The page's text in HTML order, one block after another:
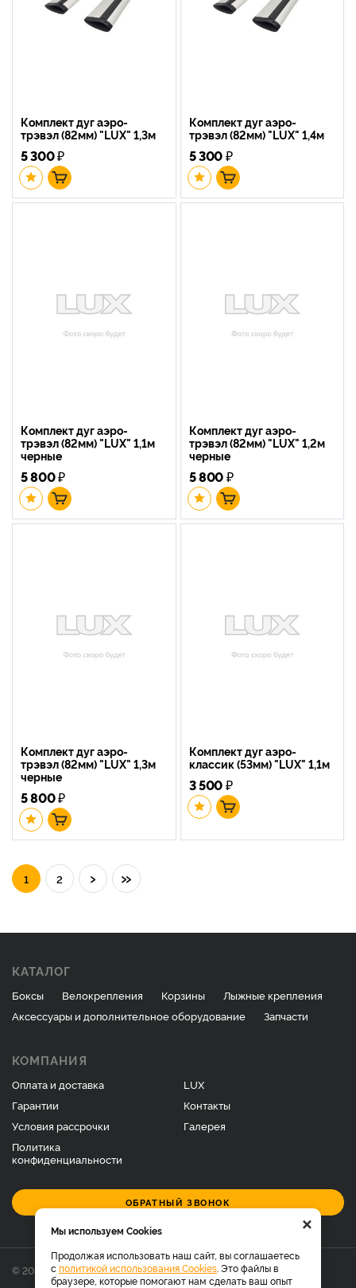
Комплект дуг аэро-
трэвэл (82мм) "LUX" 1,3м
5 300₽
Комплект дуг аэро-
трэвэл (82мм) "LUX" 1,4м
5 300₽
Комплект дуг аэро-
трэвэл (82мм) "LUX" 1,1м
черные
5 800₽
Комплект дуг аэро-
трэвэл (82мм) "LUX" 1,2м
черные
5 800₽
Комплект дуг аэро-
трэвэл (82мм) "LUX" 1,3м
черные
5 800₽
Комплект дуг аэро-
классик (53мм) "LUX" 1,1м
3 500₽
1 2 › »
КАТАЛОГ
Боксы Велокрепления Корзины
Лыжные крепления
Аксессуары и дополнительное оборудование
Запчасти
КОМПАНИЯ
Оплата и доставка
Гарантии
Условия рассрочки
Политика
конфиденциальности
LUX
Контакты
Галерея
ОБРАТНЫЙ ЗВОНОК
© 2026 Фирменный магазин багажников LUX.
×
Мы используем Cookies
Продолжая использовать наш сайт, вы соглашаетесь
с политикой использования Cookies . Это файлы в
браузере, которые помогают нам сделать ваш опыт